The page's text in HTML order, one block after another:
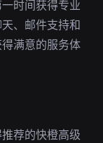
时间获得专业
、邮件支持和
满意的服务体
荐的快橙高级